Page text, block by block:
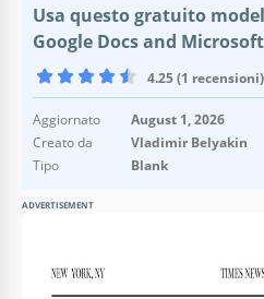
Usa questo gratuito
Google Docs and
4.25 (1 recensioni)
Aggiornato
August 1, 2026
Creato da
Vladimir Belyakin
Tipo
Blank
ADVERTISEMENT